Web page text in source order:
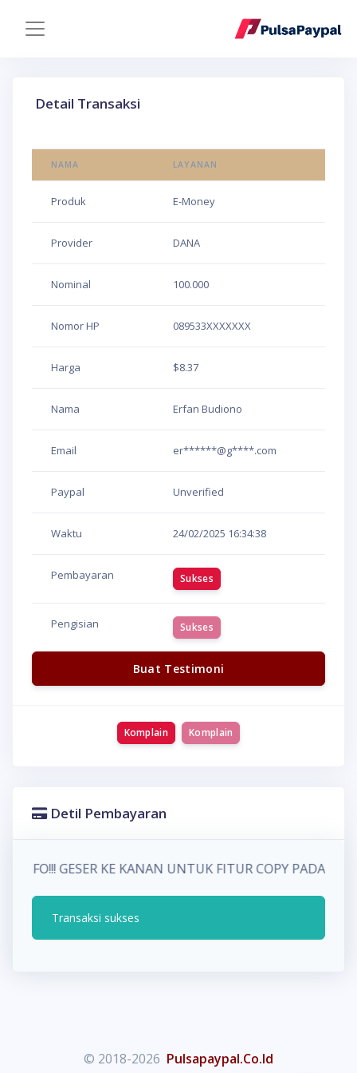
Detail Transaksi
NAMA LAYANAN
Produk E-Money
Provider DANA
Nominal 100.000
Nomor HP 089533XXXXXXX
Harga $8.37
Nama Erfan Budiono
Email er******@g****.com
Paypal Unverified
Waktu 24/02/2025 16:34:38
Pembayaran Sukses
Pengisian Sukses
Buat Testimoni
Komplain Komplain
Detil Pembayaran
INFO!!! GESER KE KANAN UNTUK FITUR COPY PADA
Transaksi sukses
© 2018-2026 Pulsapaypal.Co.Id